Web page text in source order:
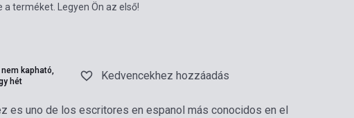
a terméket. Legyen Ön az első!
kapható,
hét
Kedvencekhez hozzáadás
es uno de los escritores en espanol más conocidos en el